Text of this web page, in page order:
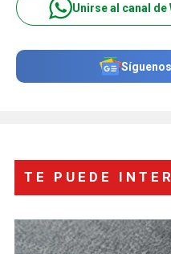
Unirse al canal de
TE PUEDE